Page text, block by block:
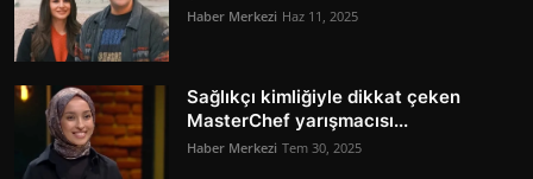
Haber Merkezi Haz 11, 2025
Sağlıkçı kimliğiyle dikkat çeken
MasterChef yarışmacısı...
Haber Merkezi Tem 30, 2025